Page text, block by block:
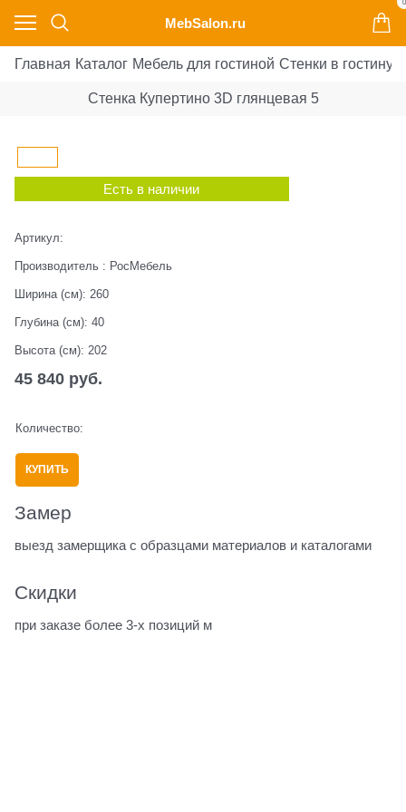
MebSalon.ru
0
Главная Каталог Мебель для гостиной Стенки в гостиную
Стенка Купертино 3D глянцевая 5
Есть в наличии
Артикул:
Производитель : РосМебель
Ширина (см): 260
Глубина (см): 40
Высота (см): 202
45 840 руб.
Количество:
КУПИТЬ
Замер
выезд замерщика с образцами материалов и каталогами
Скидки
при заказе более 3-х позиций м